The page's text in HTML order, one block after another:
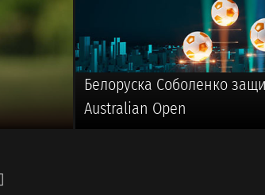
Белоруска Соболенко
Australian Open